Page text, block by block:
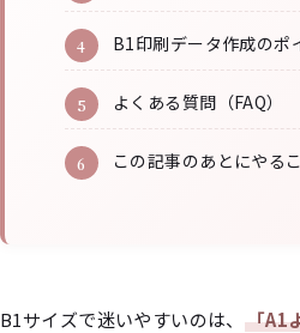
B1印刷データ作成のポ
よくある質問（FAQ）
この記事のあとにやる
B1サイズで迷いやすいのは、 「A1